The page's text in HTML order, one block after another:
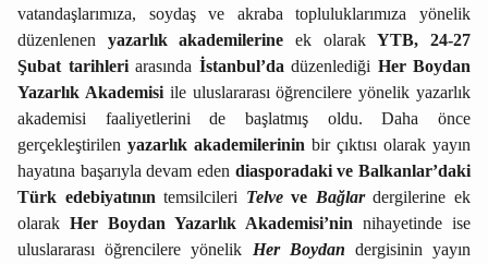
vatandaşlarımıza, soydaş ve akraba topluluklarımıza yönelik
düzenlenen yazarlık akademilerine ek olarakYTB, 24-27
Şubat tarihleriarasında İstanbul’da düzenlediği Her Boydan
Yazarlık Akademisiile uluslararası öğrencilere yönelik yazarlık
akademisi faaliyetlerini de başlatmış oldu. Daha önce
gerçekleştirilen yazarlık akademilerinin bir çıktısı olarak yayın
hayatına başarıyla devam eden diasporadaki ve Balkanlar’daki
Türk edebiyatının temsilcileri Telveve Bağlar dergilerine ek
olarak Her Boydan Yazarlık Akademisi’nin nihayetinde ise
uluslararası öğrencilere yönelik Her Boydan dergisinin yayın